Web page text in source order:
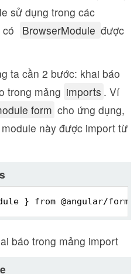
sử dụng trong các
BrowserModule được
ta cần 2 bước: khai báo
trong mảng imports . Ví
form cho ứng dụng,
này được import từ
} from @angular/
báo trong mảng import